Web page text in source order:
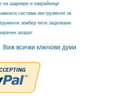
на шарнири и накрайници
система инструменти за
зембер пети зацепване
апарат
Виж всички ключови думи